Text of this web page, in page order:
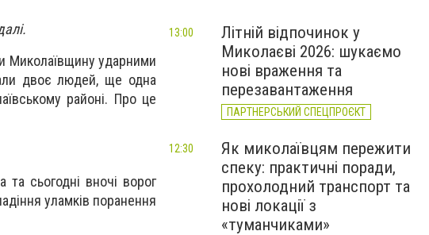
Миколаївщину ударними
двоє людей, ще одна
районі. Про це
та сьогодні вночі ворог
уламків поранення
Літній відпочинок у
Миколаєві 2026: шукаємо
нові враження та
перезавантаження
ПАРТНЕРСЬКИЙ СПЕЦПРОЄКТ
13:00
Як миколаївцям пережити
спеку: практичні поради,
прохолодний транспорт та
нові локації з
«туманчиками»
12:30